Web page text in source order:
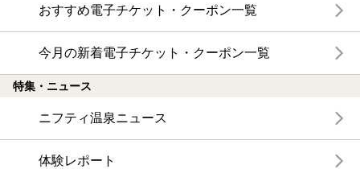
おすすめ電子チケット・クーポン一覧
今月の新着電子チケット・クーポン一覧
特集・ニュース
ニフティ温泉ニュース
体験レポート